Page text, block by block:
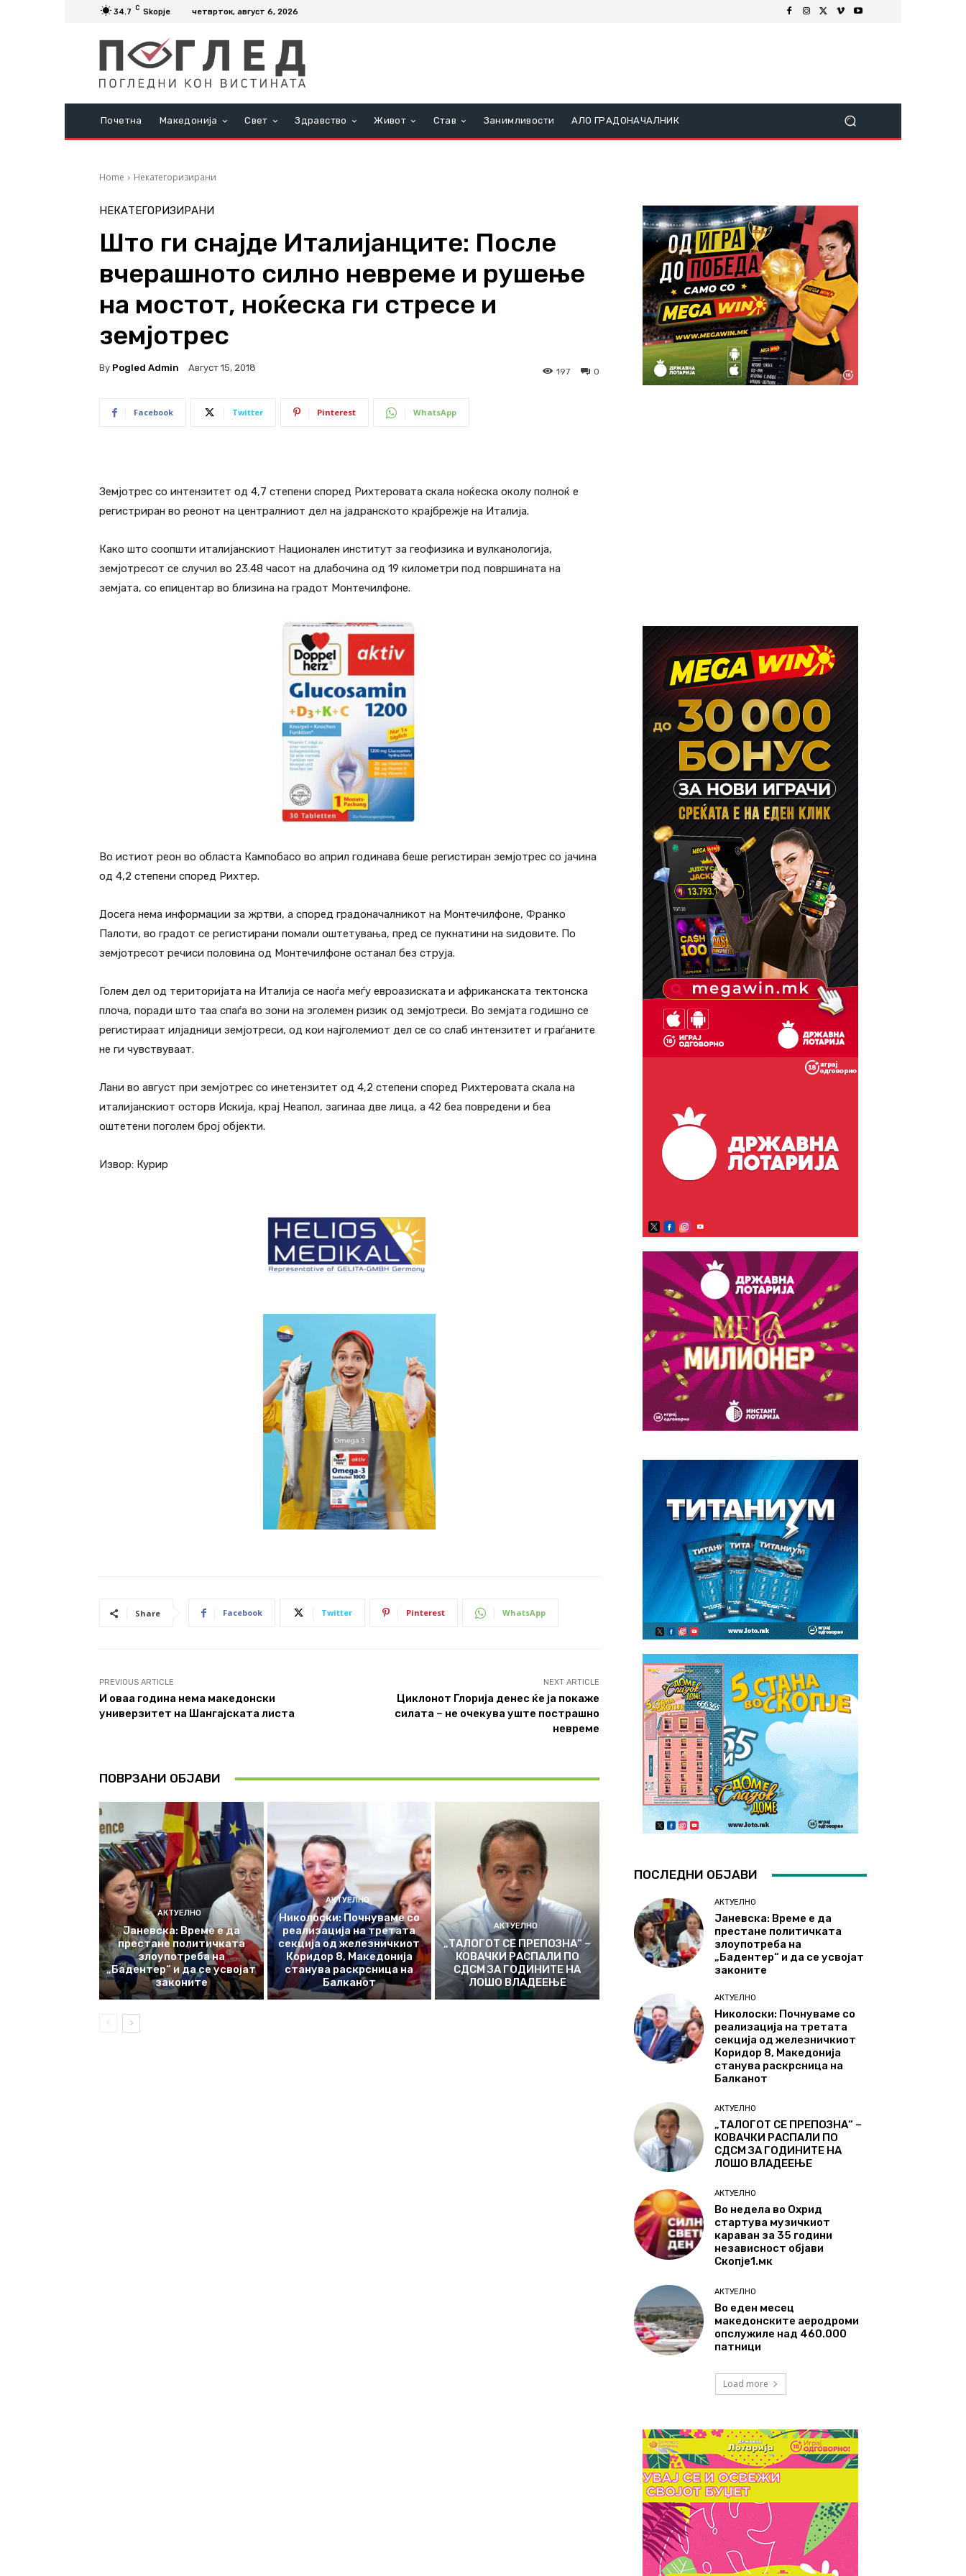
34.7 C Skopje четврток, август 6, 2026
Почетна Македонија Свет Здравство Живот Став Занимливости АЛО ГРАДОНАЧАЛНИК
Home Некатегоризирани
НЕКАТЕГОРИЗИРАНИ
Што ги снајде Италијанците: После
вчерашното силно невреме и рушење
на мостот, ноќеска ги стресе и
земјотрес
By Pogled Admin Август 15, 2018 0
197
Facebook Twitter Pinterest WhatsApp
Земјотрес со интензитет од 4,7 степени според Рихтеровата скала ноќеска околу полноќ е
регистриран во реонот на централниот дел на јадранското крајбрежје на Италија.
Како што соопшти италијанскиот Национален институт за геофизика и вулканологија,
земјотресот се случил во 23.48 часот на длабочина од 19 километри под површината на
земјата, со епицентар во близина на градот Монтечилфоне.
Во истиот реон во областа Кампобасо во април годинава беше регистиран земјотрес со јачина
од 4,2 степени според Рихтер.
Досега нема информации за жртви, а според градоначалникот на Монтечилфоне, Франко
Палоти, во градот се регистирани помали оштетувања, пред се пукнатини на ѕидовите. По
земјотресот речиси половина од Монтечилфоне останал без струја.
Голем дел од територијата на Италија се наоѓа меѓу евроазиската и африканската тектонска
плоча, поради што таа спаѓа во зони на зголемен ризик од земјотреси. Во земјата годишно се
регистираат илјадници земјотреси, од кои најголемиот дел се со слаб интензитет и граѓаните
не ги чувствуваат.
Лани во август при земјотрес со инетензитет од 4,2 степени според Рихтеровата скала на
италијанскиот осторв Искија, крај Неапол, загинаа две лица, а 42 беа повредени и беа
оштетени поголем број објекти.
Извор: Курир
Share Facebook Twitter Pinterest WhatsApp
PREVIOUS ARTICLE
И оваа година нема македонски
универзитет на Шангајската листа
NEXT ARTICLE
Циклонот Глорија денес ќе ја покаже
силата – не очекува уште пострашно
невреме
ПОВРЗАНИ ОБЈАВИ
АКТУЕЛНО
Јаневска: Време е да
престане политичката
злоупотреба на
„Бадентер“ и да се усвојат
законите
АКТУЕЛНО
Николоски: Почнуваме со
реализација на третата
секција од железничкиот
Коридор 8, Македонија
станува раскрсница на
Балканот
АКТУЕЛНО
„ТАЛОГОТ СЕ ПРЕПОЗНА“ –
КОВАЧКИ РАСПАЛИ ПО
СДСМ ЗА ГОДИНИТЕ НА
ЛОШО ВЛАДЕЕЊЕ
ПОСЛЕДНИ ОБЈАВИ
АКТУЕЛНО
Јаневска: Време е да
престане политичката
злоупотреба на
„Бадентер“ и да се усвојат
законите
АКТУЕЛНО
Николоски: Почнуваме со
реализација на третата
секција од железничкиот
Коридор 8, Македонија
станува раскрсница на
Балканот
АКТУЕЛНО
„ТАЛОГОТ СЕ ПРЕПОЗНА“ –
КОВАЧКИ РАСПАЛИ ПО
СДСМ ЗА ГОДИНИТЕ НА
ЛОШО ВЛАДЕЕЊЕ
АКТУЕЛНО
Во недела во Охрид
стартува музичкиот
караван за 35 години
независност објави
Скопје1.мк
АКТУЕЛНО
Во еден месец
македонските аеродроми
опслужиле над 460.000
патници
Load more